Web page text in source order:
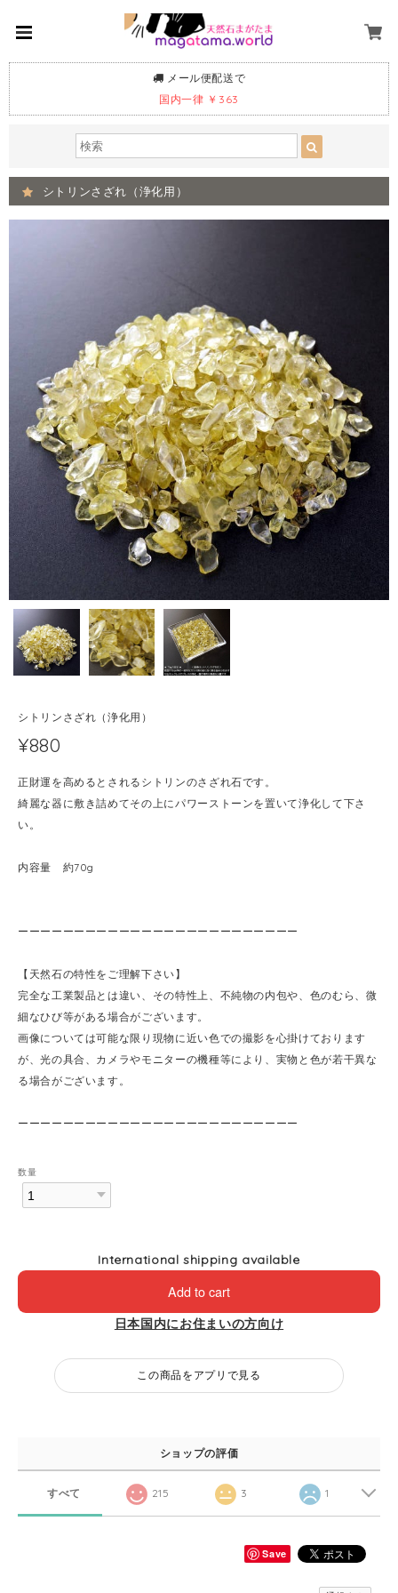
メール便配送で
国内一律 ￥363
シトリンさざれ（浄化用）
シトリンさざれ（浄化用）
¥880
正財運を高めるとされるシトリンのさざれ石です。
綺麗な器に敷き詰めてその上にパワーストーンを置いて浄化して下さ
い。
内容量 約70g
ーーーーーーーーーーーーーーーーーーーーーーーーー
【天然石の特性をご理解下さい】
完全な工業製品とは違い、その特性上、不純物の内包や、色のむら、微
細なひび等がある場合がございます。
画像については可能な限り現物に近い色での撮影を心掛けております
が、光の具合、カメラやモニターの機種等により、実物と色が若干異な
る場合がございます。
ーーーーーーーーーーーーーーーーーーーーーーーーー
数量
International shipping available
Add to cart
日本国内にお住まいの方向け
この商品をアプリで見る
ショップの評価
すべて 215 3 1
Save